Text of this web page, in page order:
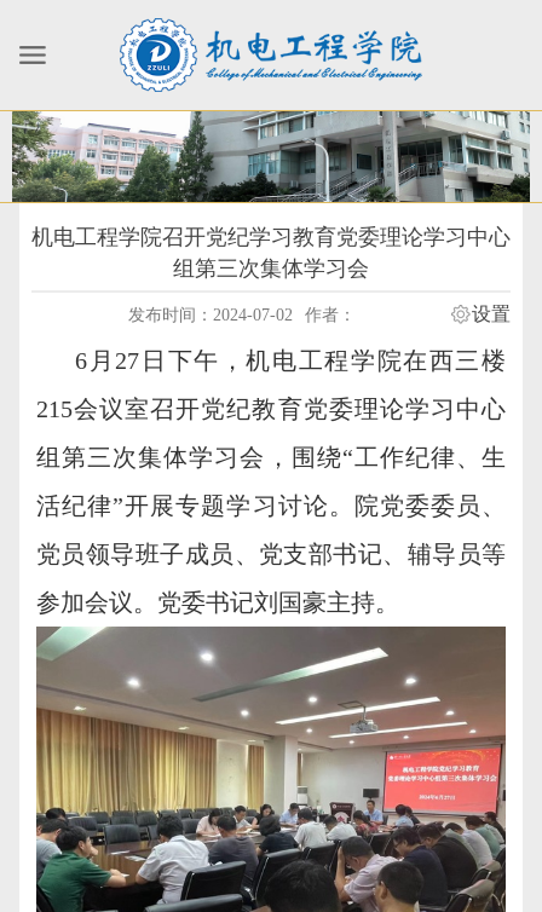
机电工程学院召开党纪学习教育党委理论学习中心
组第三次集体学习会
发布时间：2024-07-02 作者： 设置
6 月 27 日下午，机电工程学院在西三楼
215会议室召开党纪教育党委理论学习中心
组第三次集体学习会，围绕“工作纪律、生
活纪律”开展专题学习讨论。院党委委员、
党员领导班子成员、党支部书记、辅导员等
参加会议。党委书记刘国豪主持。